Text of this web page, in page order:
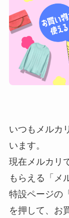
いつもメルカ
います。
現在メルカリ
もらえる「メ
特設ページの
を押して、お